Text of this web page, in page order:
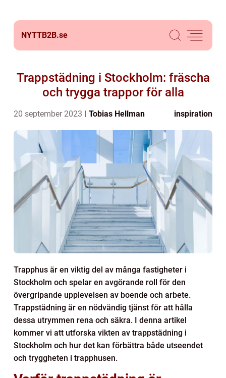
NYTTB2B.se
Trappstädning i Stockholm: fräscha
och trygga trappor för alla
20 september 2023 Tobias Hellman inspiration
Trapphus är en viktig del av många fastigheter i
Stockholm och spelar en avgörande roll för den
övergripande upplevelsen av boende och arbete.
Trappstädning är en nödvändig tjänst för att hålla
dessa utrymmen rena och säkra. I denna artikel
kommer vi att utforska vikten av trappstädning i
Stockholm och hur det kan förbättra både utseendet
och tryggheten i trapphusen.